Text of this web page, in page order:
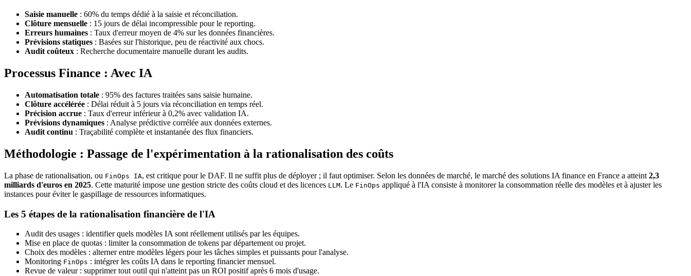
Saisie manuelle : 60% du temps dédié à la saisie et réconciliation.
Clôture mensuelle : 15 jours de délai incompressible pour le reporting.
Erreurs humaines : Taux d'erreur moyen de 4% sur les données financières.
Prévisions statiques : Basées sur l'historique, peu de réactivité aux chocs.
Audit coûteux : Recherche documentaire manuelle durant les audits.
Processus Finance : Avec IA
Automatisation totale : 95% des factures traitées sans saisie humaine.
Clôture accélérée : Délai réduit à 5 jours via réconciliation en temps réel.
Précision accrue : Taux d'erreur inférieur à 0,2% avec validation IA.
Prévisions dynamiques : Analyse prédictive corrélée aux données externes.
Audit continu : Traçabilité complète et instantanée des flux financiers.
Méthodologie : Passage de l'expérimentation à la rationalisation des coûts
La phase de rationalisation, ou FinOps IA, est critique pour le DAF. Il ne suffit plus de déployer ; il faut optimiser. Selon les données de marché, le marché des solutions IA finance en France a atteint 2,3
milliards d'euros en 2025. Cette maturité impose une gestion stricte des coûts cloud et des licences LLM. Le FinOps appliqué à l'IA consiste à monitorer la consommation réelle des modèles et à ajuster les
instances pour éviter le gaspillage de ressources informatiques.
Les 5 étapes de la rationalisation financière de l'IA
Audit des usages : identifier quels modèles IA sont réellement utilisés par les équipes.
Mise en place de quotas : limiter la consommation de tokens par département ou projet.
Choix des modèles : alterner entre modèles légers pour les tâches simples et puissants pour l'analyse.
Monitoring FinOps : intégrer les coûts IA dans le reporting financier mensuel.
Revue de valeur : supprimer tout outil qui n'atteint pas un ROI positif après 6 mois d'usage.